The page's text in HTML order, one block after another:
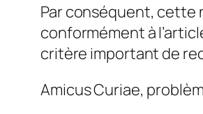
Par conséquent, cette
conformément à
critère important de
Amicus Curiae,